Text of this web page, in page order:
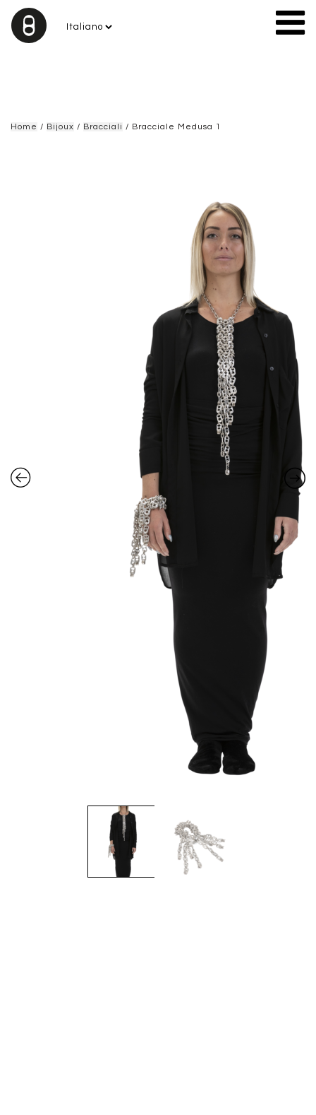
Home / Bijoux / Bracciali / Bracciale Medusa 1